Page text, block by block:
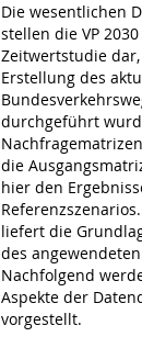
Die wesentlichen
stellen die VP
Zeitwertstudie
Erstellung des
durchgeführt
die
hier den
liefert die
des
Nachfolgend
Aspekte der
vorgestellt.